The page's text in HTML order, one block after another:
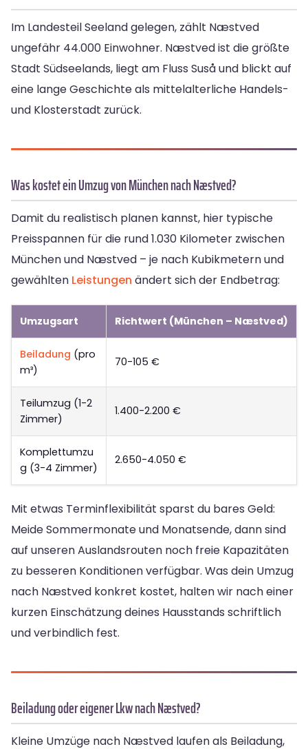
Im Landesteil Seeland gelegen, zählt Næstved
ungefähr 44.000 Einwohner. Næstved ist die größte
Stadt Südseelands, liegt am Fluss Suså und blickt auf
eine lange Geschichte als mittelalterliche Handels-
und Klosterstadt zurück.
Was kostet ein Umzug von München nach Næstved?
Damit du realistisch planen kannst, hier typische
Preisspannen für die rund 1.030 Kilometer zwischen
München und Næstved – je nach Kubikmetern und
gewählten Leistungen ändert sich der Endbetrag:
Umzugsart Richtwert (München – Næstved)
Beiladung (pro
m³)
70-105 €
Teilumzug (1-2
Zimmer)
1.400-2.200 €
Komplettumzu
g (3-4 Zimmer)
2.650-4.050 €
Mit etwas Terminflexibilität sparst du bares Geld:
Meide Sommermonate und Monatsende, dann sind
auf unseren Auslandsrouten noch freie Kapazitäten
zu besseren Konditionen verfügbar. Was dein Umzug
nach Næstved konkret kostet, halten wir nach einer
kurzen Einschätzung deines Hausstands schriftlich
und verbindlich fest.
Beiladung oder eigener Lkw nach Næstved?
Kleine Umzüge nach Næstved laufen als Beiladung,